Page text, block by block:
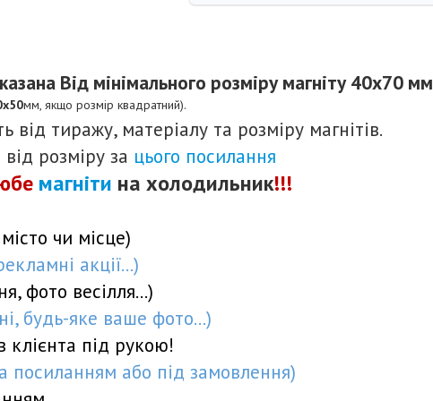
Від мінімального розміру магніту 40х70 мм
мм, якщо розмір квадратний).
від тиражу, матеріалу та розміру магнітів.
розміру за цього посилання
бе магніти на холодильник!!!
чи місце)
акції...)
фото весілля...)
будь-яке ваше фото...)
клієнта під рукою!
посиланням або під замовлення)